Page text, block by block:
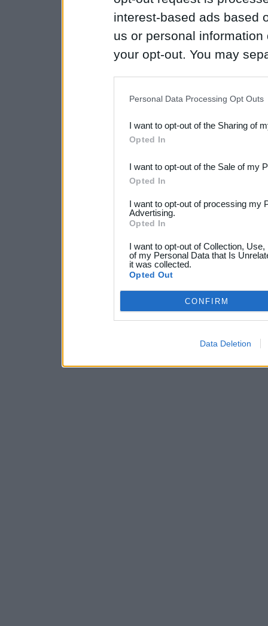
interest-based ads based
us or personal
your opt-out. You may
Downstream Participants
third parties.
Personal Data Processing Opt Outs
I want to opt-out of the Sharing of
Opted In
I want to opt-out of the Sale of my
Opted In
I want to opt-out of processing my
Advertising.
Opted In
I want to opt-out of Collection,
of my Personal Data that Is
it was collected.
Opted Out
CONFIRM
Data Deletion